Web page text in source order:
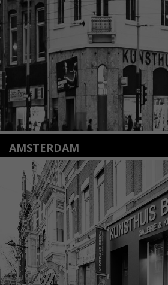
info@kunsthuisleiden.nl
Lees meer
AMSTERDAM
Amstelveenseweg 135
1075 VX Amsterdam
+31 (0)20 2332546
info@kunsthuisamsterdam.nl
Lees meer